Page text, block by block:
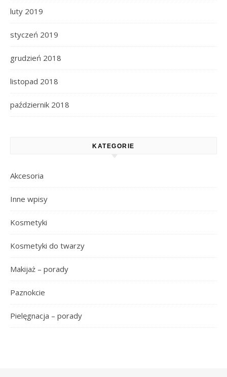
luty 2019
styczeń 2019
grudzień 2018
listopad 2018
październik 2018
KATEGORIE
Akcesoria
Inne wpisy
Kosmetyki
Kosmetyki do twarzy
Makijaż – porady
Paznokcie
Pielęgnacja – porady